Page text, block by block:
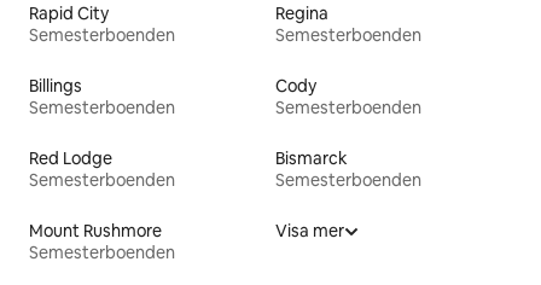
Rapid City
Semesterboenden
Regina
Semesterboenden
Billings
Semesterboenden
Cody
Semesterboenden
Red Lodge
Semesterboenden
Bismarck
Semesterboenden
Mount Rushmore
Semesterboenden
Visa mer